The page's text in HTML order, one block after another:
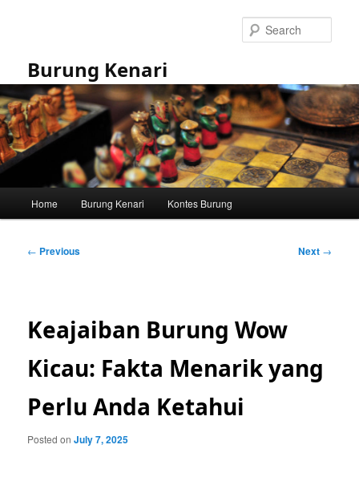
Burung Kenari
Home Burung Kenari Kontes Burung
Post
← Previous Next →
Keajaiban Burung Wow
Kicau: Fakta Menarik yang
Perlu Anda Ketahui
Posted onJuly 7, 2025